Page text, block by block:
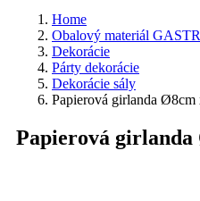
Home
Obalový materiál
Dekorácie
Párty dekorácie
Dekorácie sály
Papierová girlanda
Papierová girlanda